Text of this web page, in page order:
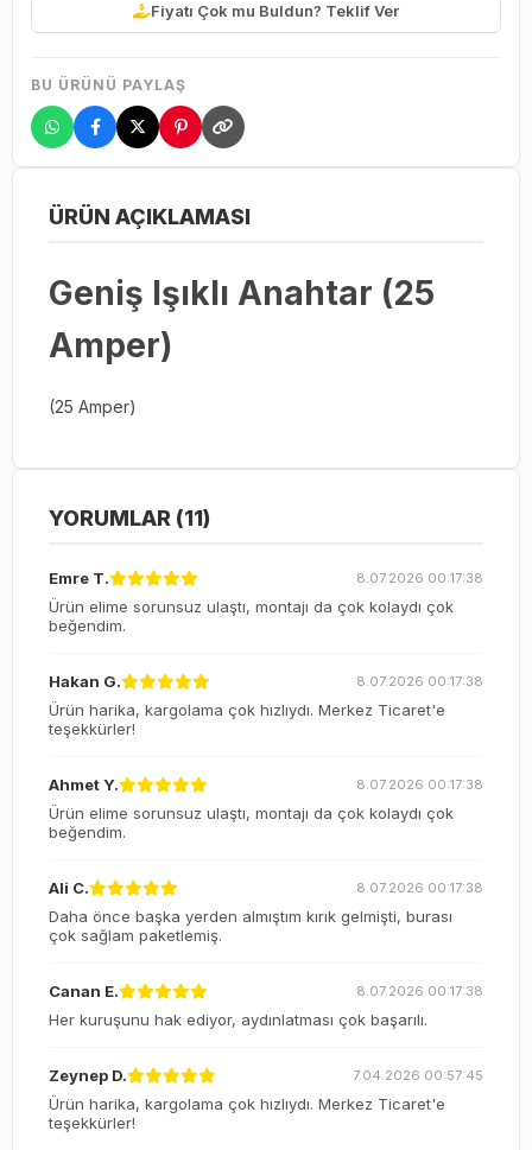
Fiyatı Çok mu Buldun? Teklif Ver
BU ÜRÜNÜ PAYLAŞ
ÜRÜN AÇIKLAMASI
Geniş Işıklı Anahtar (25
Amper)
(25 Amper)
YORUMLAR (11)
Emre T. 8.07.2026 00:17:38
Ürün elime sorunsuz ulaştı, montajı da çok kolaydı çok
beğendim.
Hakan G. 8.07.2026 00:17:38
Ürün harika, kargolama çok hızlıydı. Merkez Ticaret'e
teşekkürler!
Ahmet Y. 8.07.2026 00:17:38
Ürün elime sorunsuz ulaştı, montajı da çok kolaydı çok
beğendim.
Ali C. 8.07.2026 00:17:38
Daha önce başka yerden almıştım kırık gelmişti, burası
çok sağlam paketlemiş.
Canan E. 8.07.2026 00:17:38
Her kuruşunu hak ediyor, aydınlatması çok başarılı.
Zeynep D. 7.04.2026 00:57:45
Ürün harika, kargolama çok hızlıydı. Merkez Ticaret'e
teşekkürler!